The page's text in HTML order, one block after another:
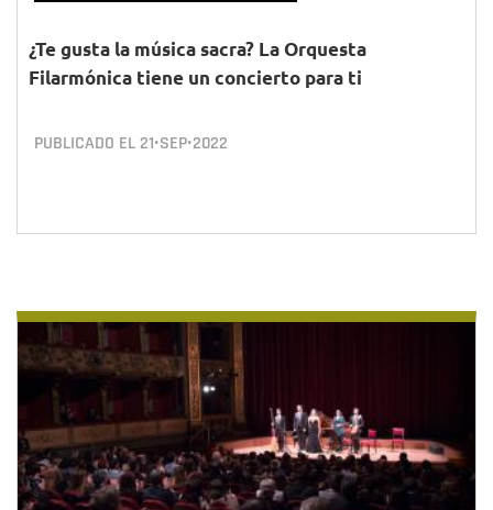
¿Te gusta la música sacra? La Orquesta
Filarmónica tiene un concierto para ti
PUBLICADO EL 21•SEP•2022